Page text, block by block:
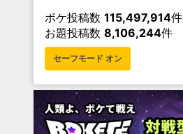
ボケ投稿数 115,497,914件
お題投稿数 8,106,244件
セーフモード オン